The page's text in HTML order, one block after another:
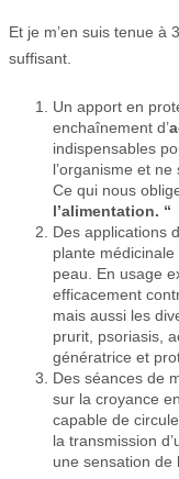
Et je m’en suis tenue à
suffisant.
Un apport en
enchaînement d’
indispensables
l’organisme et
Ce qui nous
l’alimentation. “
Des applications
plante
peau. En usage
efficacement
mais aussi les
prurit, psoriasis,
génératrice et
Des séances de
sur la croyance
capable de
la transmission
une sensation de